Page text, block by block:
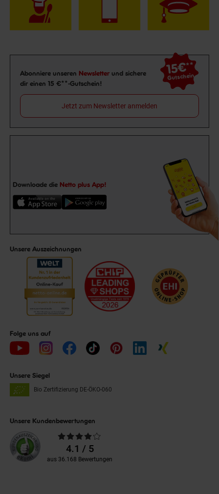
Newsletter Anmeldung
Abonniere unseren Newsletter und sichere
dir einen 15 €**-Gutschein!
15€**
Gutschein
Jetzt zum Newsletter anmelden
Downloade die Netto plus App!
Unsere Auszeichnungen
Folge uns auf
Unsere Siegel
Bio Zertifizierung DE-ÖKO-060
Unsere Kundenbewertungen
Durchschnittliche
Bewertungen4.1 / 5
aus 36.168 Bewertungen